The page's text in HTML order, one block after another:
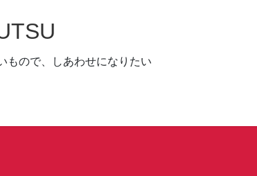
もので、しあわせになりたい